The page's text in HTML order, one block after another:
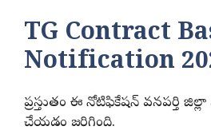
TG Contract
Notification
ప్రస్తుతం ఈ నోటిఫికేషన్ వనపర్తి
చేయడం జరిగింది.